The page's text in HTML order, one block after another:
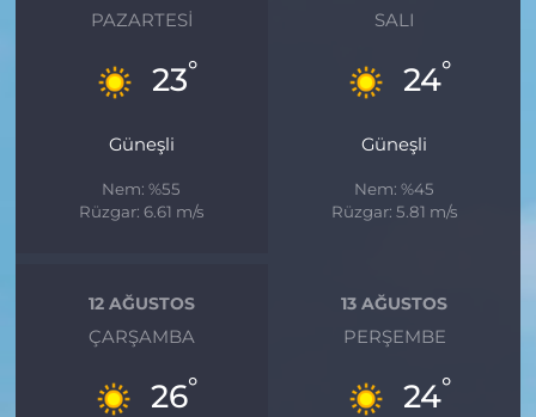
PAZARTESI
23°
Güneşli
Nem: %55
Rüzgar: 6.61 m/s
SALI
24°
Güneşli
Nem: %45
Rüzgar: 5.81 m/s
12 AĞUSTOS
ÇARŞAMBA
26°
13 AĞUSTOS
PERŞEMBE
24°